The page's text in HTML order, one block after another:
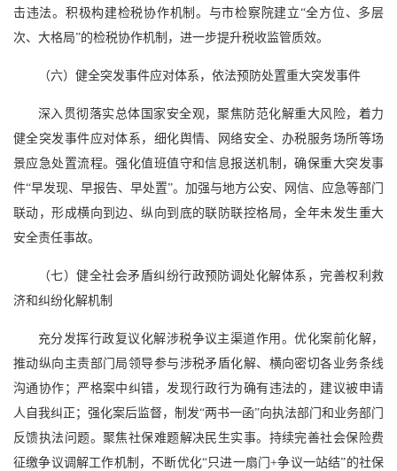
击违法。积极构建检税协作机制。与市检察院建立“全方位、多层
次、大格局”的检税协作机制，进一步提升税收监管质效。
（六）健全突发事件应对体系，依法预防处置重大突发事件
深入贯彻落实总体国家安全观，聚焦防范化解重大风险，着力
健全突发事件应对体系，细化舆情、网络安全、办税服务场所等场
景应急处置流程。强化值班值守和信息报送机制，确保重大突发事
件“早发现、早报告、早处置”。加强与地方公安、网信、应急等部门
联动，形成横向到边、纵向到底的联防联控格局，全年未发生重大
安全责任事故。
（七）健全社会矛盾纠纷行政预防调处化解体系，完善权利救
济和纠纷化解机制
充分发挥行政复议化解涉税争议主渠道作用。优化案前化解，
推动纵向主责部门局领导参与涉税矛盾化解、横向密切各业务条线
沟通协作；严格案中纠错，发现行政行为确有违法的，建议被申请
人自我纠正；强化案后监督，制发“两书一函”向执法部门和业务部门
反馈执法问题。聚焦社保难题解决民生实事。持续完善社会保险费
征缴争议调解工作机制，不断优化“只进一扇门+争议一站结”的社保